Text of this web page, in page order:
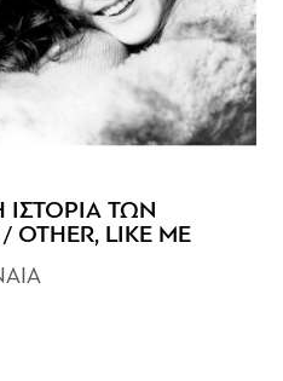
ΤΩΝ
OTHER, LIKE ME